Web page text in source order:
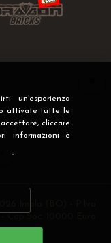
un'esperienza
attivate tutte le
cliccare
informazioni è
.
Imola (BO) - P.Iva